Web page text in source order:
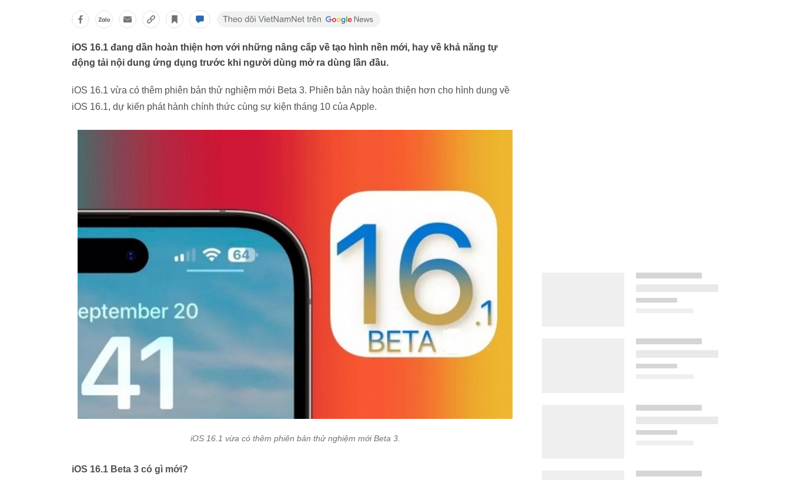
iOS 16.1 đang dần hoàn thiện hơn với những nâng cấp về tạo hình nền mới, hay về khả năng tự
động tải nội dung ứng dụng trước khi người dùng mở ra dùng lần đầu.
iOS 16.1 vừa có thêm phiên bản thử nghiệm mới Beta 3. Phiên bản này hoàn thiện hơn cho hình dung về
iOS 16.1, dự kiến phát hành chính thức cùng sự kiện tháng 10 của Apple.
iOS 16.1 vừa có thêm phiên bản thử nghiệm mới Beta 3.
iOS 16.1 Beta 3 có gì mới?